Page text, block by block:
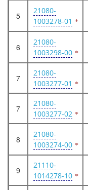
5
21080-
1003278-01
6
21080-
1003298-00
7
21080-
1003277-01
7
21080-
1003277-02
8
21080-
1003274-00
9
21110-
1014278-10